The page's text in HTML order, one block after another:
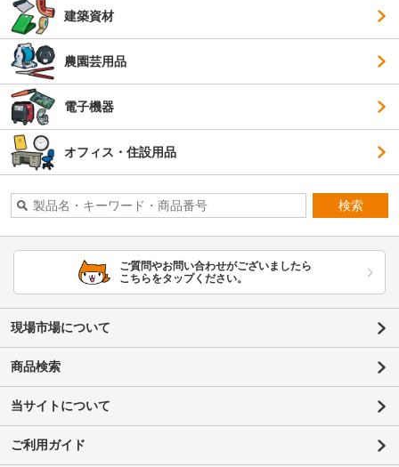
建築資材
農園芸用品
電子機器
オフィス・住設用品
検索
ご質問やお問い合わせがございましたら
こちらをタップください。
現場市場について
商品検索
当サイトについて
ご利用ガイド